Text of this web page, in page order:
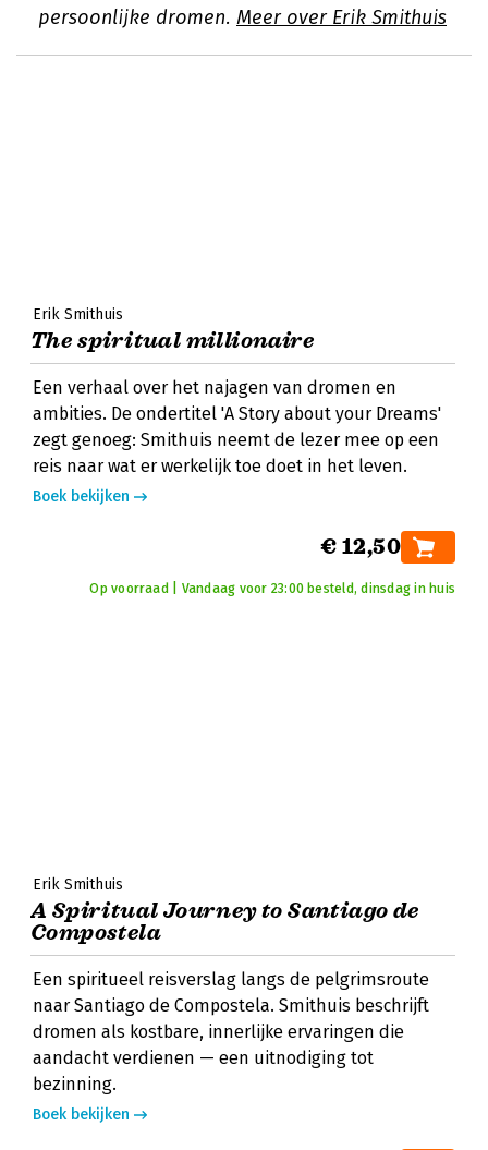
persoonlijke dromen. Meer over Erik Smithuis
Erik Smithuis
The spiritual millionaire
Een verhaal over het najagen van dromen en
ambities. De ondertitel 'A Story about your Dreams'
zegt genoeg: Smithuis neemt de lezer mee op een
reis naar wat er werkelijk toe doet in het leven.
Boek bekijken
€ 12,50
Op voorraad | Vandaag voor 23:00 besteld, dinsdag in huis
Erik Smithuis
A Spiritual Journey to Santiago de
Compostela
Een spiritueel reisverslag langs de pelgrimsroute
naar Santiago de Compostela. Smithuis beschrijft
dromen als kostbare, innerlijke ervaringen die
aandacht verdienen — een uitnodiging tot
bezinning.
Boek bekijken